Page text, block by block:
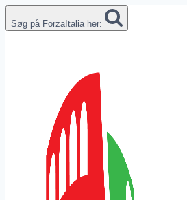
til
Søg på ForzaItalia her: